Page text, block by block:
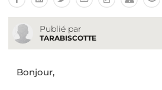
Publié par
TARABISCOTTE
Bonjour,